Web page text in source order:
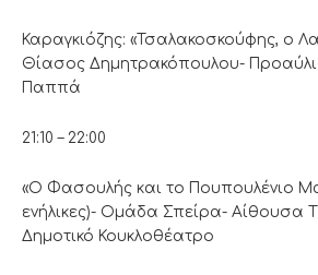
Καραγκιόζης: «Τσαλακοσκούφης, ο
Θίασος Δημητρακόπουλου-
Παππά
21:10 – 22:00
«Ο Φασουλής και το Πουπουλένιο
ενήλικες)- Ομάδα Σπείρα- Αίθουσα
Δημοτικό Κουκλοθέατρο